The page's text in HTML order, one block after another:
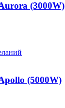
(3000W)
(5000W)